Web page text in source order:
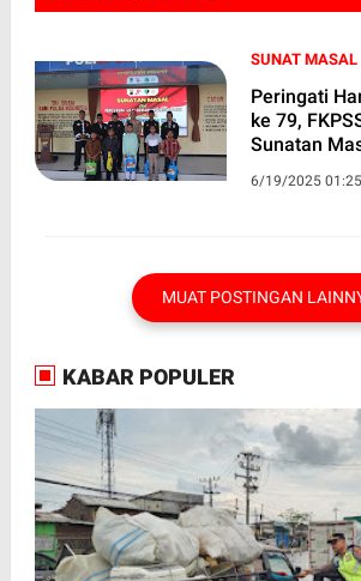
SUNAT MASAL
Peringati
ke 79,
Sunatan
6/19/2025
MUAT POSTINGAN
KABAR POPULER